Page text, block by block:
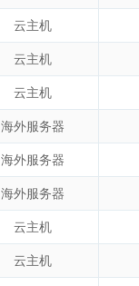
云主机
云主机
云主机
海外服务器
海外服务器
海外服务器
云主机
云主机